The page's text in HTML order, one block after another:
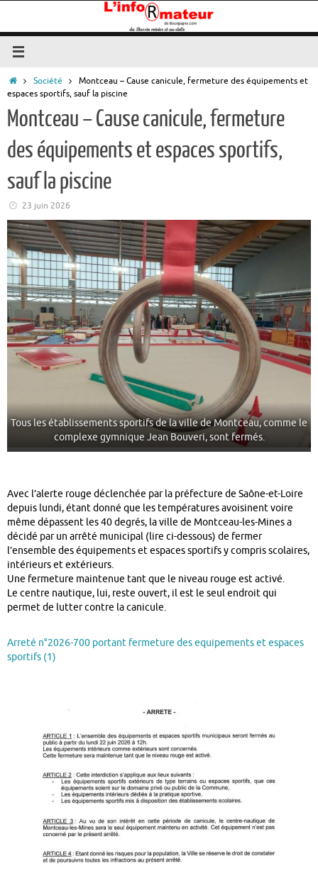
contenu
Accueil
Société
Montceau – Cause canicule, fermeture des équipements et
espaces sportifs, sauf la piscine
Montceau – Cause canicule, fermeture
des équipements et espaces sportifs,
sauf la piscine
23 juin 2026
Tous les établissements sportifs de la ville de Montceau, comme le
complexe gymnique Jean Bouveri, sont fermés.
Avec l’alerte rouge déclenchée par la préfecture de Saône-et-Loire
depuis lundi, étant donné que les températures avoisinent voire
même dépassent les 40 degrés, la ville de Montceau-les-Mines a
décidé par un arrêté municipal (lire ci-dessous) de fermer
l’ensemble des équipements et espaces sportifs y compris scolaires,
intérieurs et extérieurs.
Une fermeture maintenue tant que le niveau rouge est activé.
Le centre nautique, lui, reste ouvert, il est le seul endroit qui
permet de lutter contre la canicule.
Arreté n°2026-700 portant fermeture des equipements et espaces
sportifs (1)